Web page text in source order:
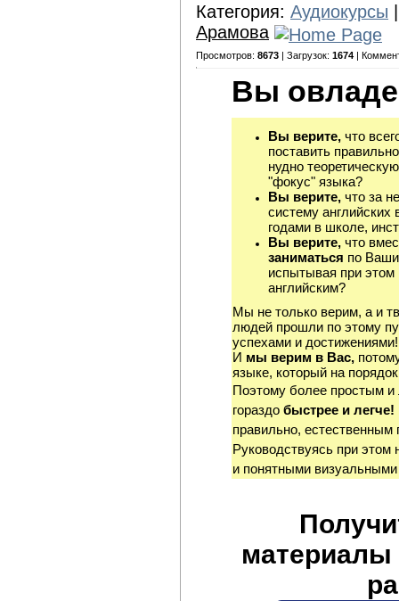
Категория: Аудиокурсы
Арамова
Просмотров: 8673 | Загрузок: 1674 |
Вы
Вы верите, что
поставить
нудно
"фокус" языка?
Вы верите, что за
систему
годами в школе,
Вы верите, что
заниматься по
испытывая при этом
английским?
Мы не только верим, а и
людей прошли по этому
успехами и достижениями!
И мы верим в Вас,
языке, который на
Поэтому более простым
гораздо быстрее и легче!
правильно, естественным
Руководствуясь при
и понятными
материалы